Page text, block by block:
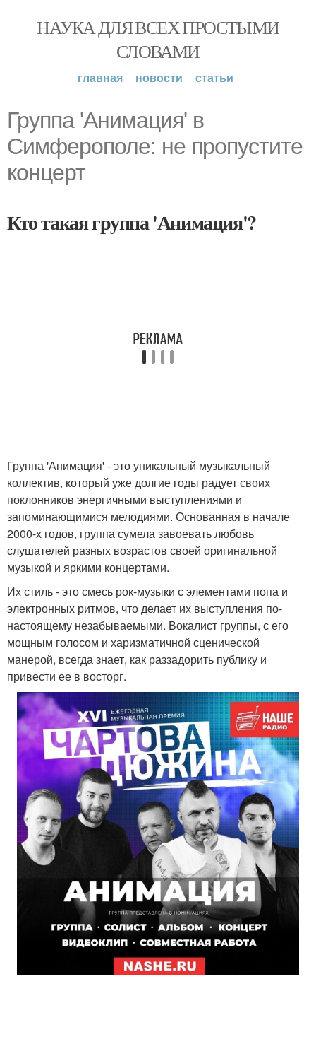
НАУКА ДЛЯ ВСЕХ ПРОСТЫМИ
СЛОВАМИ
главная новости статьи
Группа 'Анимация' в
Симферополе: не пропустите
концерт
Кто такая группа 'Анимация'?
Группа 'Анимация' - это уникальный музыкальный
коллектив, который уже долгие годы радует своих
поклонников энергичными выступлениями и
запоминающимися мелодиями. Основанная в начале
2000-х годов, группа сумела завоевать любовь
слушателей разных возрастов своей оригинальной
музыкой и яркими концертами.
Их стиль - это смесь рок-музыки с элементами попа и
электронных ритмов, что делает их выступления по-
настоящему незабываемыми. Вокалист группы, с его
мощным голосом и харизматичной сценической
манерой, всегда знает, как раззадорить публику и
привести ее в восторг.